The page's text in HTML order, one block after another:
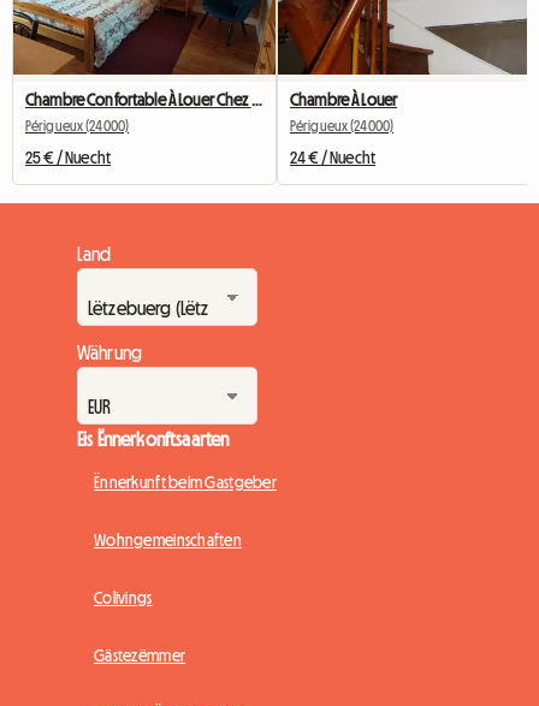
Périgueux (24000)
25 € / Nuecht
Chambre À Louer
Périgueux (24000)
24 € / Nuecht
Land
Währung
Eis Ënnerkonftsaarten
Ënnerkunft beim Gastgeber
Wohngemeinschaften
Colivings
Gästezëmmer